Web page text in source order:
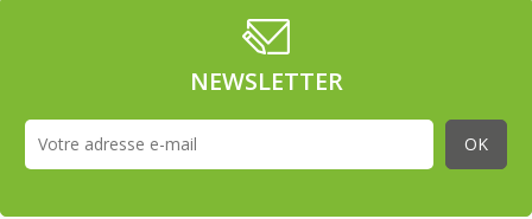
NEWSLETTER